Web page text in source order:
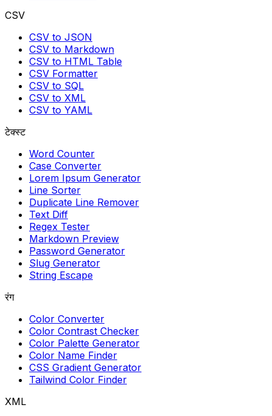
CSV
CSV to JSON
CSV to Markdown
CSV to HTML Table
CSV Formatter
CSV to SQL
CSV to XML
CSV to YAML
टेक्स्ट
Word Counter
Case Converter
Lorem Ipsum Generator
Line Sorter
Duplicate Line Remover
Text Diff
Regex Tester
Markdown Preview
Password Generator
Slug Generator
String Escape
रंग
Color Converter
Color Contrast Checker
Color Palette Generator
Color Name Finder
CSS Gradient Generator
Tailwind Color Finder
XML